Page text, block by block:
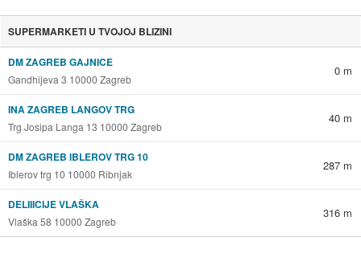
SUPERMARKETI U TVOJOJ BLIZINI
DM ZAGREB GAJNICE
Gandhijeva 3 10000 Zagreb
0 m
INA ZAGREB LANGOV TRG
Trg Josipa Langa 13 10000 Zagreb
40 m
DM ZAGREB IBLEROV TRG 10
Iblerov trg 10 10000 Ribnjak
287 m
DELIIICIJE VLAŠKA
Vlaška 58 10000 Zagreb
316 m